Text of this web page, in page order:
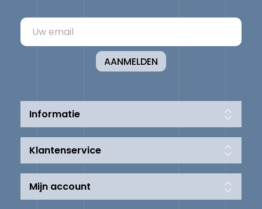
Informatie
Klantenservice
AANMELDEN
Mijn account